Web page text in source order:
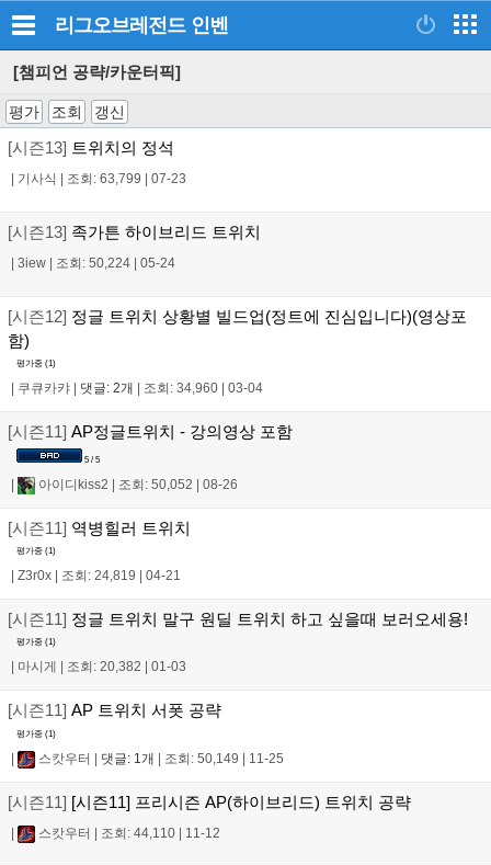
리그오브레전드 인벤
[챔피언 공략/카운터픽]
평가 조회 갱신
[시즌13] 트위치의 정석
기사식 조회: 63,799 07-23
[시즌13] 족가튼 하이브리드 트위치
3iew 조회: 50,224 05-24
[시즌12] 정글 트위치 상황별 빌드업(정트에 진심입니다)(영상포
함)
평가중 (1)
쿠큐카캬 댓글: 2개 조회: 34,960 03-04
[시즌11] AP정글트위치 - 강의영상 포함
5 / 5
| 아이디kiss2 | 조회: 50,052 | 08-26
[시즌11] 역병힐러 트위치
평가중 (1)
Z3r0x 조회: 24,819 04-21
[시즌11] 정글 트위치 말구 원딜 트위치 하고 싶을때 보러오세용!
평가중 (1)
마시게 조회: 20,382 01-03
[시즌11] AP 트위치 서폿 공략
평가중 (1)
| 스캇우터 | 댓글: 1개 | 조회: 50,149 | 11-25
[시즌11] [시즌11] 프리시즌 AP(하이브리드) 트위치 공략
| 스캇우터 | 조회: 44,110 | 11-12